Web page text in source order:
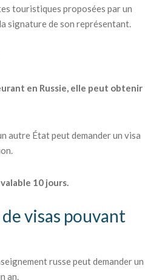
touristiques proposées par un
signature de son représentant.
en Russie, elle peut obtenir
autre État peut demander un visa
10 jours.
visas pouvant
russe peut demander un
an.